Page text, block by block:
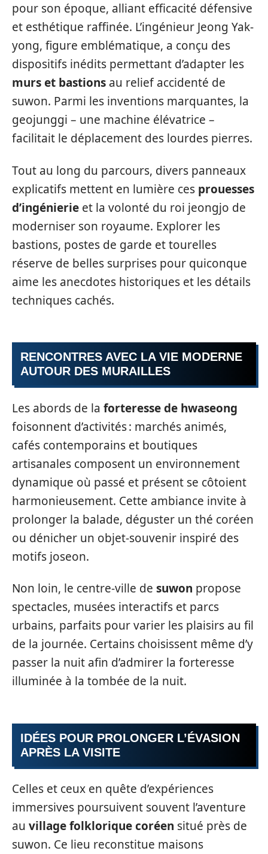
pour son époque, alliant efficacité défensive
et esthétique raffinée. L’ingénieur Jeong Yak-
yong, figure emblématique, a conçu des
dispositifs inédits permettant d’adapter les
murs et bastions au relief accidenté de
suwon. Parmi les inventions marquantes, la
geojunggi – une machine élévatrice –
facilitait le déplacement des lourdes pierres.
Tout au long du parcours, divers panneaux
explicatifs mettent en lumière ces prouesses
d’ingénierie et la volonté du roi jeongjo de
moderniser son royaume. Explorer les
bastions, postes de garde et tourelles
réserve de belles surprises pour quiconque
aime les anecdotes historiques et les détails
techniques cachés.
RENCONTRES AVEC LA VIE MODERNE
AUTOUR DES MURAILLES
Les abords de la forteresse de hwaseong
foisonnent d’activités : marchés animés,
cafés contemporains et boutiques
artisanales composent un environnement
dynamique où passé et présent se côtoient
harmonieusement. Cette ambiance invite à
prolonger la balade, déguster un thé coréen
ou dénicher un objet-souvenir inspiré des
motifs joseon.
Non loin, le centre-ville de suwon propose
spectacles, musées interactifs et parcs
urbains, parfaits pour varier les plaisirs au fil
de la journée. Certains choisissent même d’y
passer la nuit afin d’admirer la forteresse
illuminée à la tombée de la nuit.
IDÉES POUR PROLONGER L’ÉVASION
APRÈS LA VISITE
Celles et ceux en quête d’expériences
immersives poursuivent souvent l’aventure
au village folklorique coréen situé près de
suwon. Ce lieu reconstitue maisons